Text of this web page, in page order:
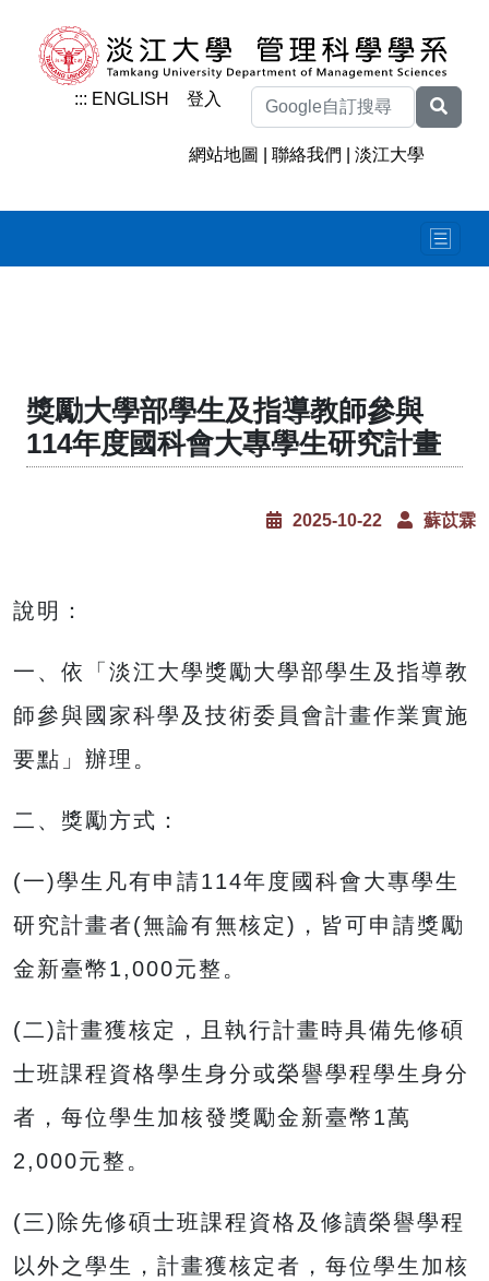
::: ENGLISH 登入
網站地圖 |聯絡我們 |淡江大學
獎勵大學部學生及指導教師參與
114年度國科會大專學生研究計畫
2025-10-22 蘇苡霖
說明：
一、依「淡江大學獎勵大學部學生及指導教
師參與國家科學及技術委員會計畫作業實施
要點」辦理。
二、獎勵方式：
(一)學生凡有申請114年度國科會大專學生
研究計畫者(無論有無核定)，皆可申請獎勵
金新臺幣1,000元整。
(二)計畫獲核定，且執行計畫時具備先修碩
士班課程資格學生身分或榮譽學程學生身分
者，每位學生加核發獎勵金新臺幣1萬
2,000元整。
(三)除先修碩士班課程資格及修讀榮譽學程
以外之學生，計畫獲核定者，每位學生加核